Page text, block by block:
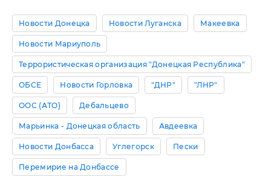
Новости Донецка Новости Луганска Макеевка
Новости Мариуполь
Террористическая организация "Донецкая Республика"
ОБСЕ Новости Горловка "ДНР" "ЛНР"
ООС (АТО) Дебальцево
Марьинка - Донецкая область Авдеевка
Новости Донбасса Углегорск Пески
Перемирие на Донбассе